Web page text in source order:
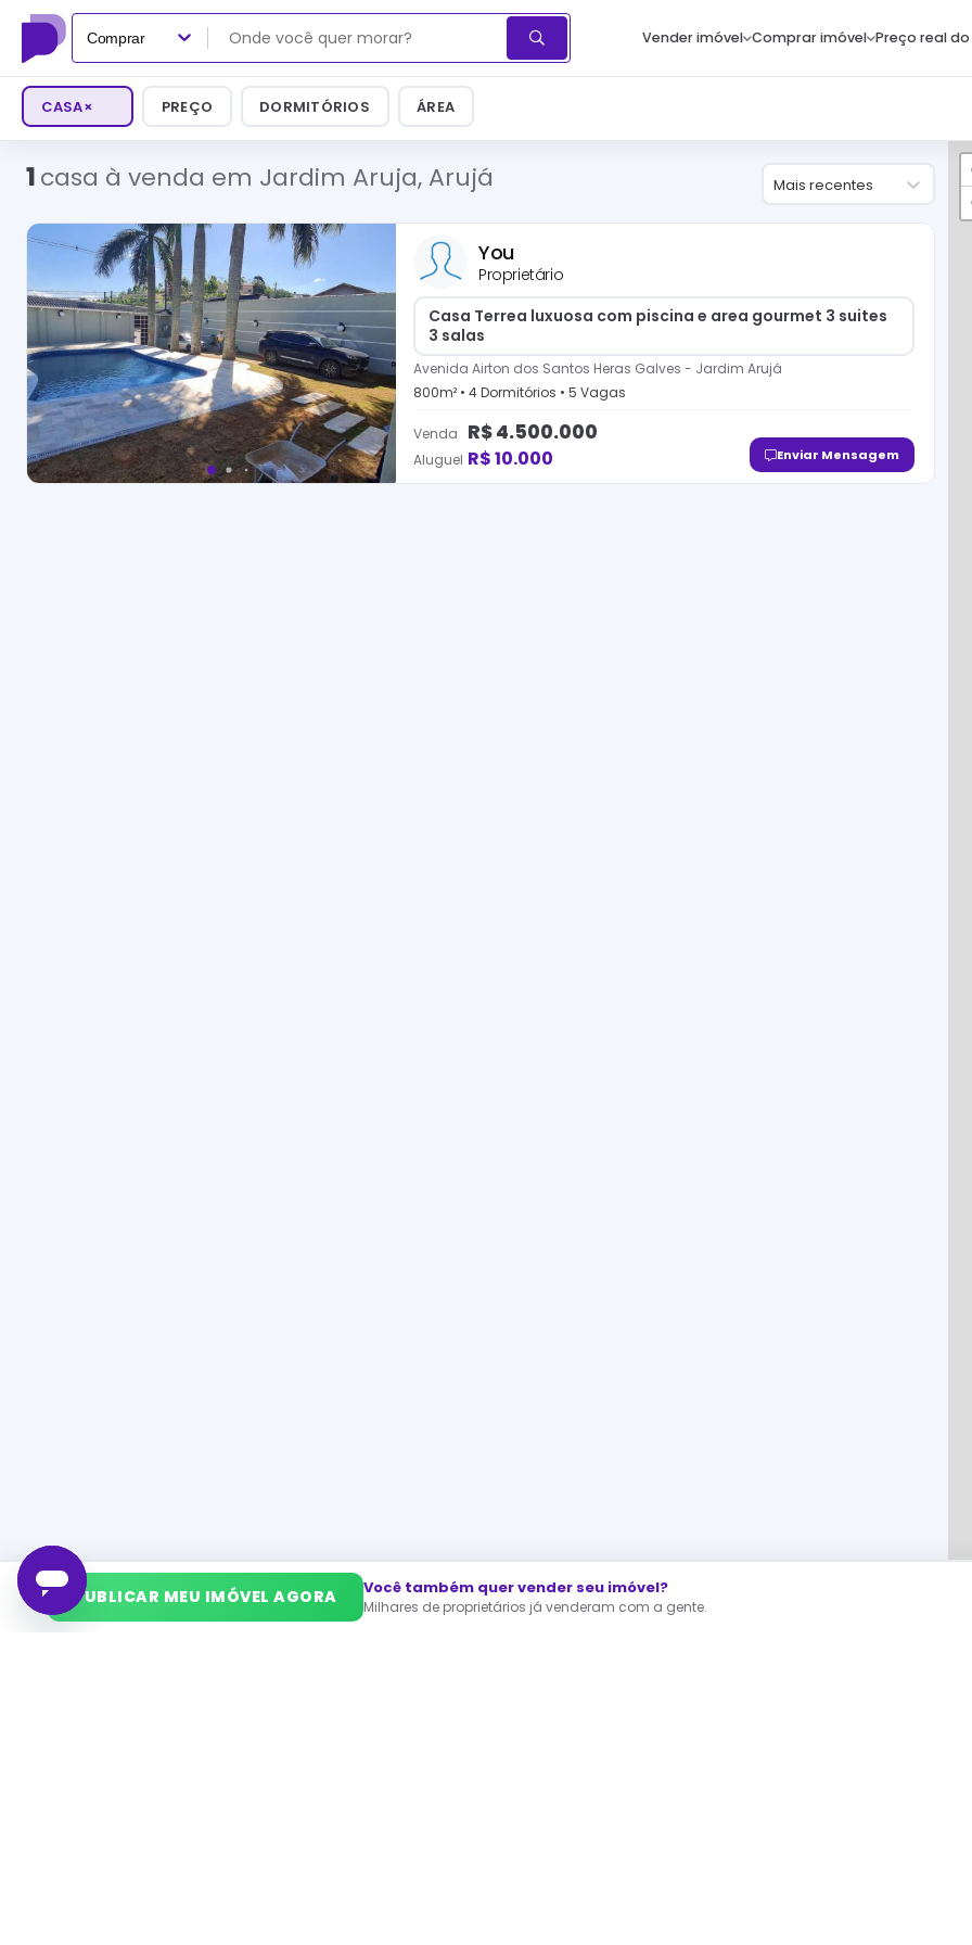
Comprar Vender imóvel Comprar imóvel Preço real do
CASA× PREÇO DORMITÓRIOS ÁREA
1casa à venda em Jardim Aruja, Arujá Mais recentes
You
Proprietário
Casa Terrea luxuosa com piscina e area gourmet 3 suites
3 salas
Avenida Airton dos Santos Heras Galves - Jardim Arujá
800m² • 4Dormitórios • 5 Vagas
Venda R$4.500.000
Aluguel R$10.000 Enviar Mensagem
➜ PUBLICAR MEU IMÓVEL AGORA Você também quer vender seu imóvel?
Milhares de proprietários já venderam com a gente.